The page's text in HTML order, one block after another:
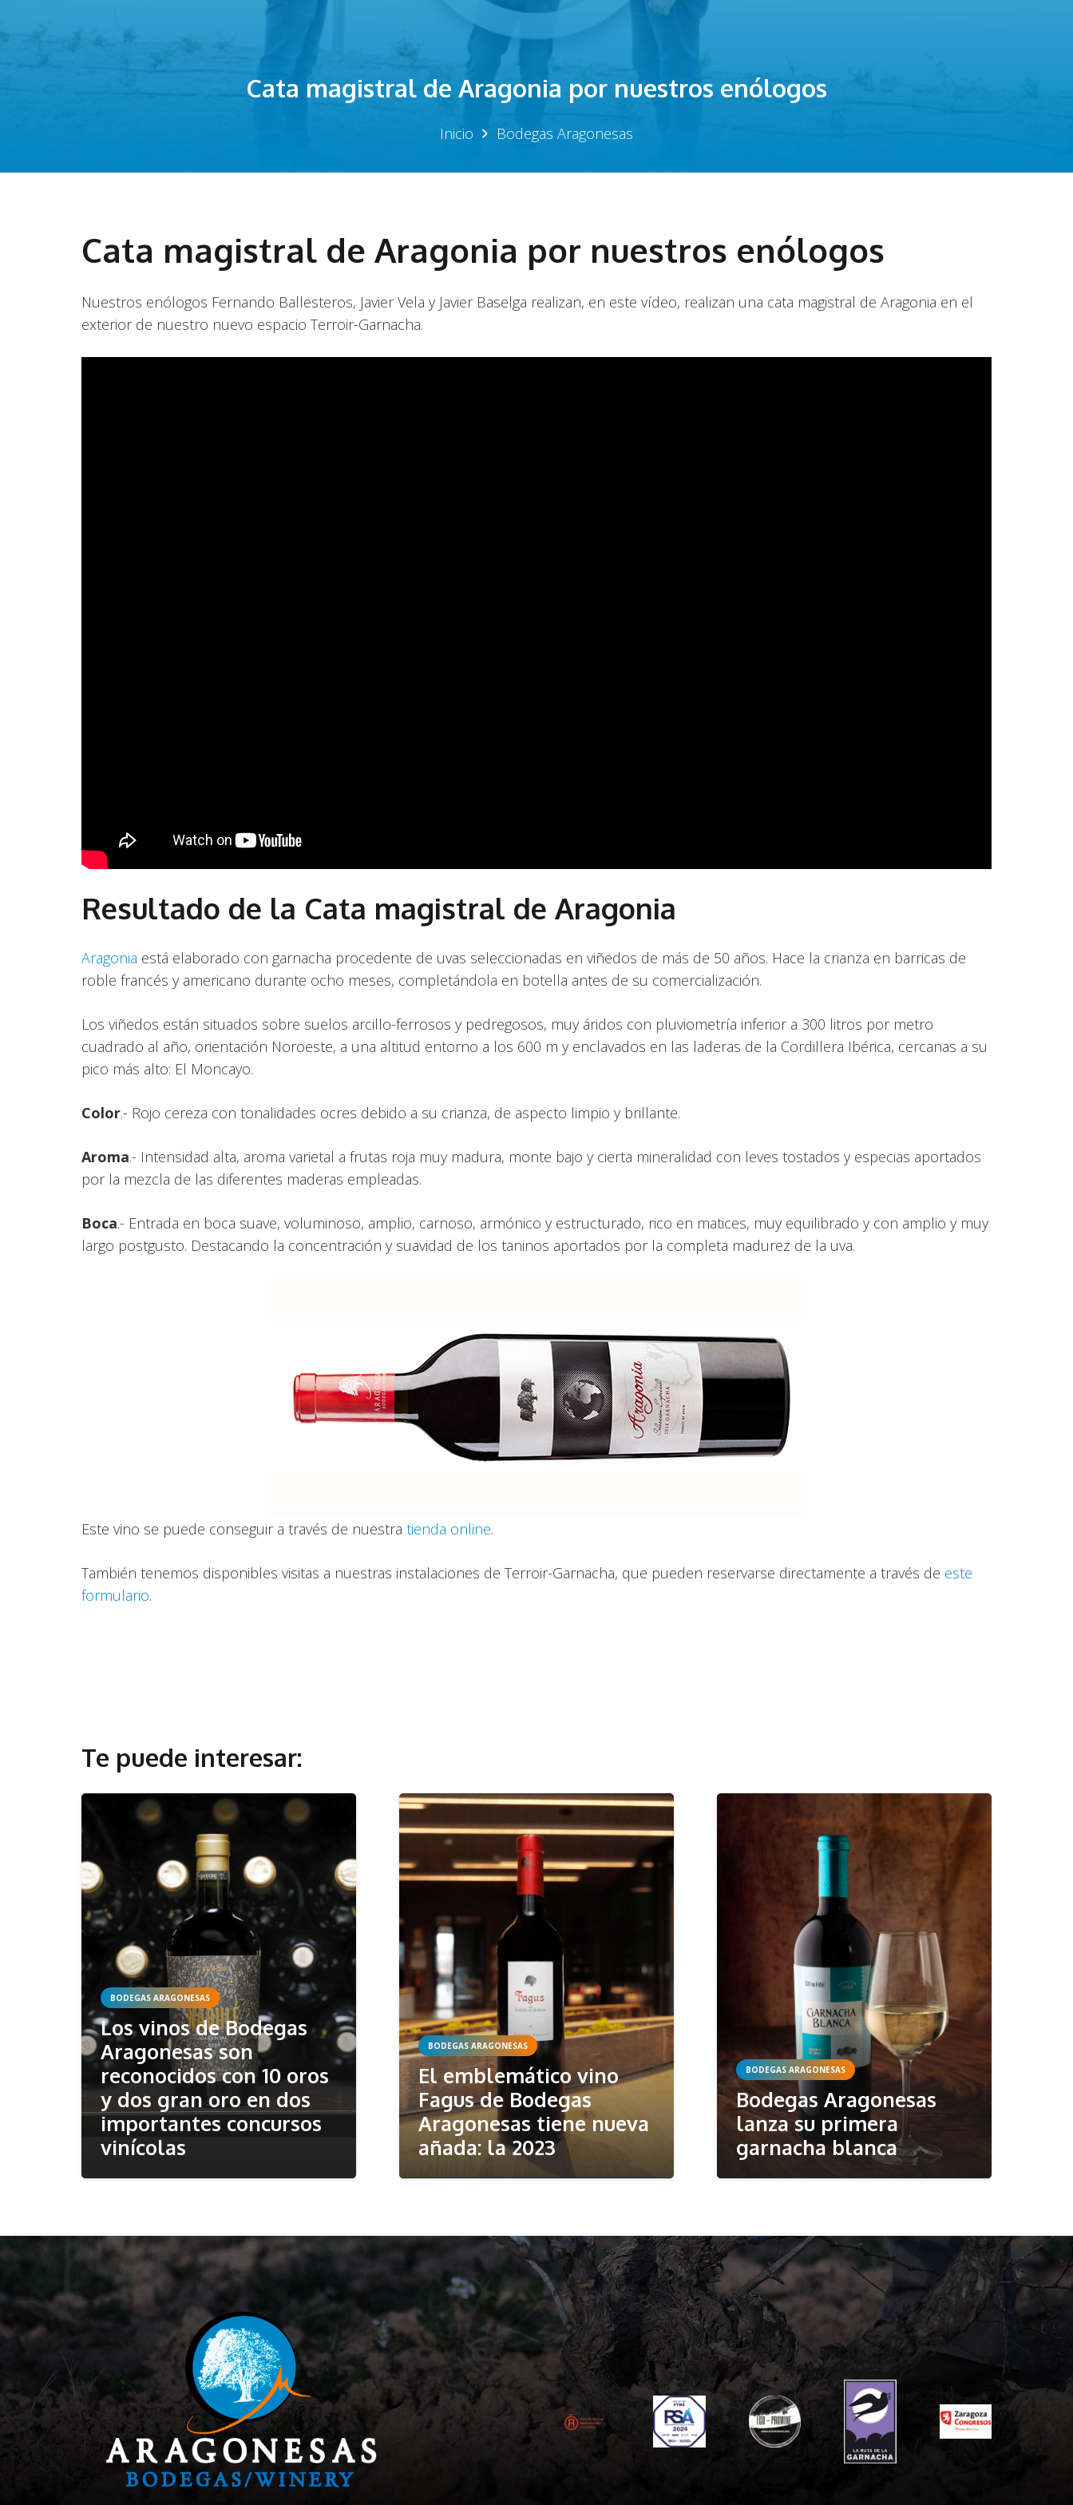
Cata magistral de Aragonia por nuestros enólogos
Inicio Bodegas Aragonesas
Cata magistral de Aragonia por nuestros enólogos
Nuestros enólogos Fernando Ballesteros, Javier Vela y Javier Baselga realizan, en este vídeo, realizan una cata magistral de Aragonia en el
exterior de nuestro nuevo espacio Terroir-Garnacha.
Resultado de la Cata magistral de Aragonia
Aragonia está elaborado con garnacha procedente de uvas seleccionadas en viñedos de más de 50 años. Hace la crianza en barricas de
roble francés y americano durante ocho meses, completándola en botella antes de su comercialización.
Los viñedos están situados sobre suelos arcillo-ferrosos y pedregosos, muy áridos con pluviometría inferior a 300 litros por metro
cuadrado al año, orientación Noroeste, a una altitud entorno a los 600 m y enclavados en las laderas de la Cordillera Ibérica, cercanas a su
pico más alto: El Moncayo.
Color.- Rojo cereza con tonalidades ocres debido a su crianza, de aspecto limpio y brillante.
Aroma.- Intensidad alta, aroma varietal a frutas roja muy madura, monte bajo y cierta mineralidad con leves tostados y especias aportados
por la mezcla de las diferentes maderas empleadas.
Boca.- Entrada en boca suave, voluminoso, amplio, carnoso, armónico y estructurado, rico en matices, muy equilibrado y con amplio y muy
largo postgusto. Destacando la concentración y suavidad de los taninos aportados por la completa madurez de la uva.
Este vino se puede conseguir a través de nuestra tienda online.
También tenemos disponibles visitas a nuestras instalaciones de Terroir-Garnacha, que pueden reservarse directamente a través de este
formulario.
Te puede interesar:
BODEGAS ARAGONESAS
Los vinos de Bodegas
Aragonesas son
reconocidos con 10 oros
y dos gran oro en dos
importantes concursos
vinícolas
BODEGAS ARAGONESAS
El emblemático vino
Fagus de Bodegas
Aragonesas tiene nueva
añada: la 2023
BODEGAS ARAGONESAS
Bodegas Aragonesas
lanza su primera
garnacha blanca